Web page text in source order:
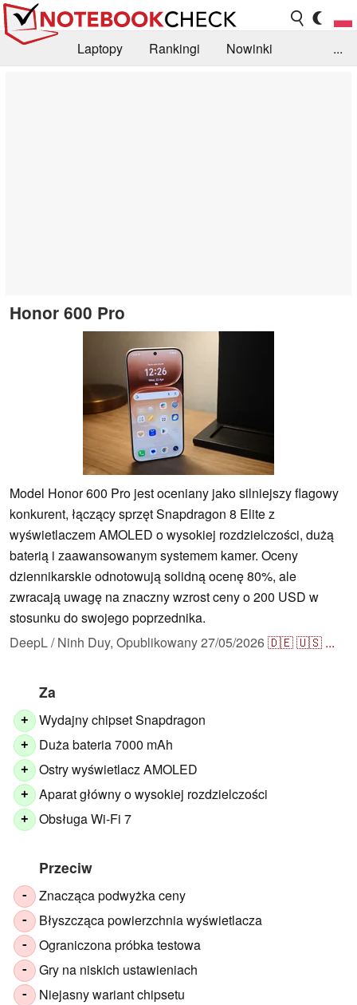
Laptopy Rankingi
Nowinki
...
Honor 600 Pro
Model Honor 600 Pro jest oceniany jako silniejszy flagowy
konkurent, łączący sprzęt Snapdragon 8 Elite z
wyświetlaczem AMOLED o wysokiej rozdzielczości, dużą
baterią i zaawansowanym systemem kamer. Oceny
dziennikarskie odnotowują solidną ocenę 80%, ale
zwracają uwagę na znaczny wzrost ceny o 200 USD w
stosunku do swojego poprzednika.
DeepL / Ninh Duy, Opublikowany27/05/2026🇩🇪🇺🇸 ...
Za
+ Wydajny chipset Snapdragon
+ Duża bateria 7000 mAh
+ Ostry wyświetlacz AMOLED
+ Aparat główny o wysokiej rozdzielczości
+ Obsługa Wi-Fi 7
Przeciw
- Znacząca podwyżka ceny
- Błyszcząca powierzchnia wyświetlacza
- Ograniczona próbka testowa
- Gry na niskich ustawieniach
- Niejasny wariant chipsetu